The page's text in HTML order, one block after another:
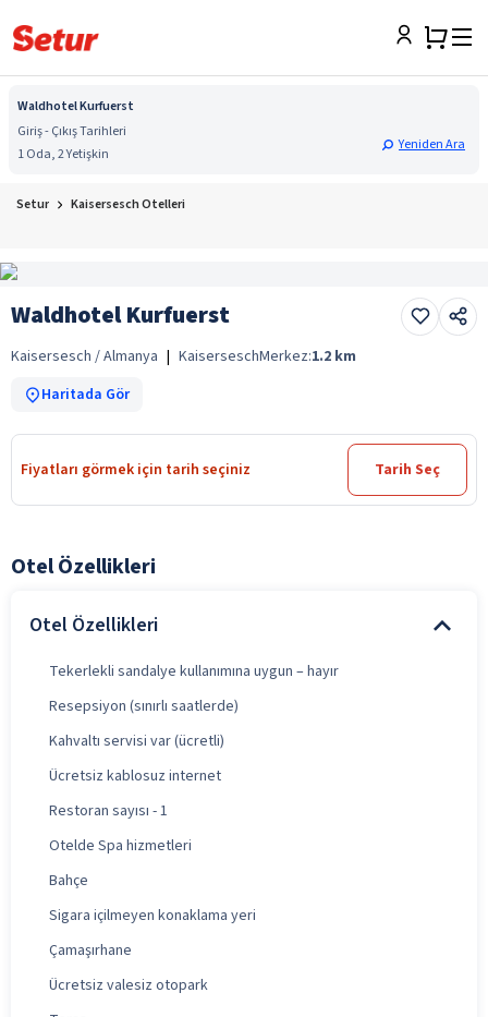
Waldhotel Kurfuerst
Giriş - Çıkış Tarihleri
1 Oda, 2 Yetişkin
Yeniden Ara
Setur Kaisersesch Otelleri
Waldhotel Kurfuerst
Kaisersesch / Almanya | KaiserseschMerkez:1.2 km
Haritada Gör
Fiyatları görmek için tarih seçiniz Tarih Seç
Otel Özellikleri
Otel Özellikleri
Tekerlekli sandalye kullanımına uygun – hayır
Resepsiyon (sınırlı saatlerde)
Kahvaltı servisi var (ücretli)
Ücretsiz kablosuz internet
Restoran sayısı - 1
Otelde Spa hizmetleri
Bahçe
Sigara içilmeyen konaklama yeri
Çamaşırhane
Ücretsiz valesiz otopark